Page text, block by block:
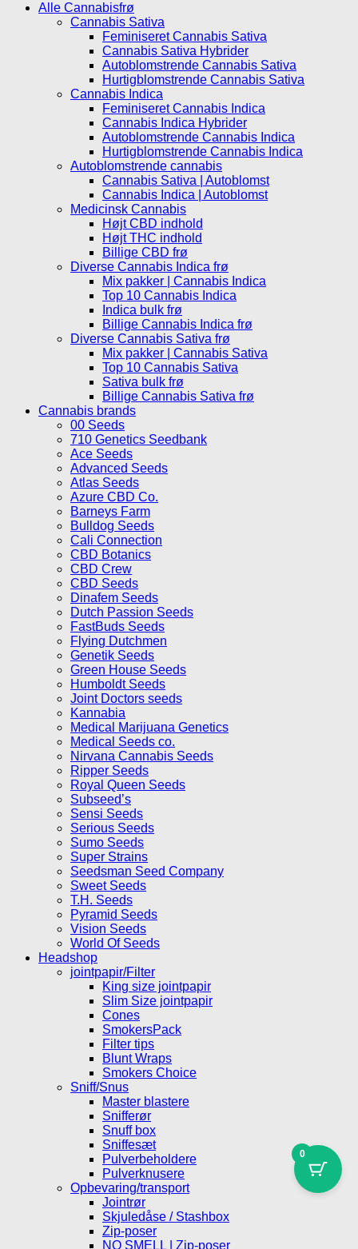
Alle Cannabisfrø
Cannabis Sativa
Feminiseret Cannabis Sativa
Cannabis Sativa Hybrider
Autoblomstrende Cannabis Sativa
Hurtigblomstrende Cannabis Sativa
Cannabis Indica
Feminiseret Cannabis Indica
Cannabis Indica Hybrider
Autoblomstrende Cannabis Indica
Hurtigblomstrende Cannabis Indica
Autoblomstrende cannabis
Cannabis Sativa | Autoblomst
Cannabis Indica | Autoblomst
Medicinsk Cannabis
Højt CBD indhold
Højt THC indhold
Billige CBD frø
Diverse Cannabis Indica frø
Mix pakker | Cannabis Indica
Top 10 Cannabis Indica
Indica bulk frø
Billige Cannabis Indica frø
Diverse Cannabis Sativa frø
Mix pakker | Cannabis Sativa
Top 10 Cannabis Sativa
Sativa bulk frø
Billige Cannabis Sativa frø
Cannabis brands
00 Seeds
710 Genetics Seedbank
Ace Seeds
Advanced Seeds
Atlas Seeds
Azure CBD Co.
Barneys Farm
Bulldog Seeds
Cali Connection
CBD Botanics
CBD Crew
CBD Seeds
Dinafem Seeds
Dutch Passion Seeds
FastBuds Seeds
Flying Dutchmen
Genetik Seeds
Green House Seeds
Humboldt Seeds
Joint Doctors seeds
Kannabia
Medical Marijuana Genetics
Medical Seeds co.
Nirvana Cannabis Seeds
Ripper Seeds
Royal Queen Seeds
Subseed’s
Sensi Seeds
Serious Seeds
Sumo Seeds
Super Strains
Seedsman Seed Company
Sweet Seeds
T.H. Seeds
Pyramid Seeds
Vision Seeds
World Of Seeds
Headshop
jointpapir/Filter
King size jointpapir
Slim Size jointpapir
Cones
SmokersPack
Filter tips
Blunt Wraps
Smokers Choice
Sniff/Snus
Master blastere
Snifferør
Snuff box
Sniffesæt
Pulverbeholdere
Pulverknusere
Opbevaring/transport
Jointrør
Skjuledåse / Stashbox
Zip-poser
NO SMELL | Zip-poser
0